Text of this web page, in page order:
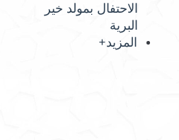
الاحتفال بمولد خير
البرية
المزيد+